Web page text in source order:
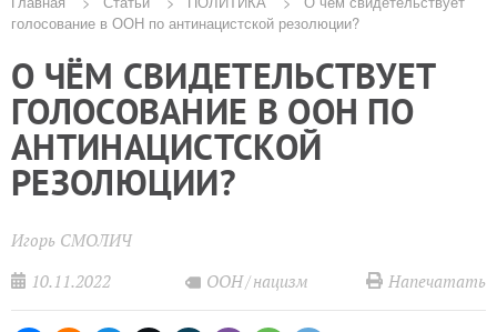
Строка
навигации
голосование в ООН по антинацистской резолюции?
О ЧЁМ СВИДЕТЕЛЬСТВУЕТ
ГОЛОСОВАНИЕ В ООН ПО
АНТИНАЦИСТСКОЙ
РЕЗОЛЮЦИИ?
Игорь СМОЛИЧ
10.11.2022
ООН нацизм Напечатать